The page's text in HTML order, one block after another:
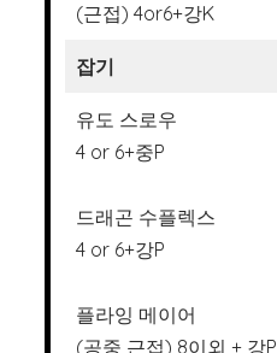
(근접) 4or6+강K
잡기
유도 스로우
4 or 6+중P
드래곤 수플렉스
4 or 6+강P
플라잉 메이어
(공중 근접) 8이외 + 강P